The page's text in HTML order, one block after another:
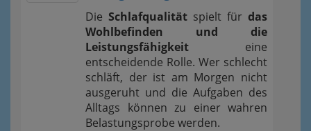
Die Schlafqualität spielt für das
Wohlbefinden und die
Leistungsfähigkeit eine
entscheidende Rolle. Wer schlecht
schläft, der ist am Morgen nicht
ausgeruht und die Aufgaben des
Alltags können zu einer wahren
Belastungsprobe werden.